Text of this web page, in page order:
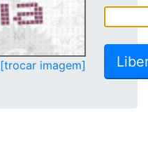
[trocar imagem]